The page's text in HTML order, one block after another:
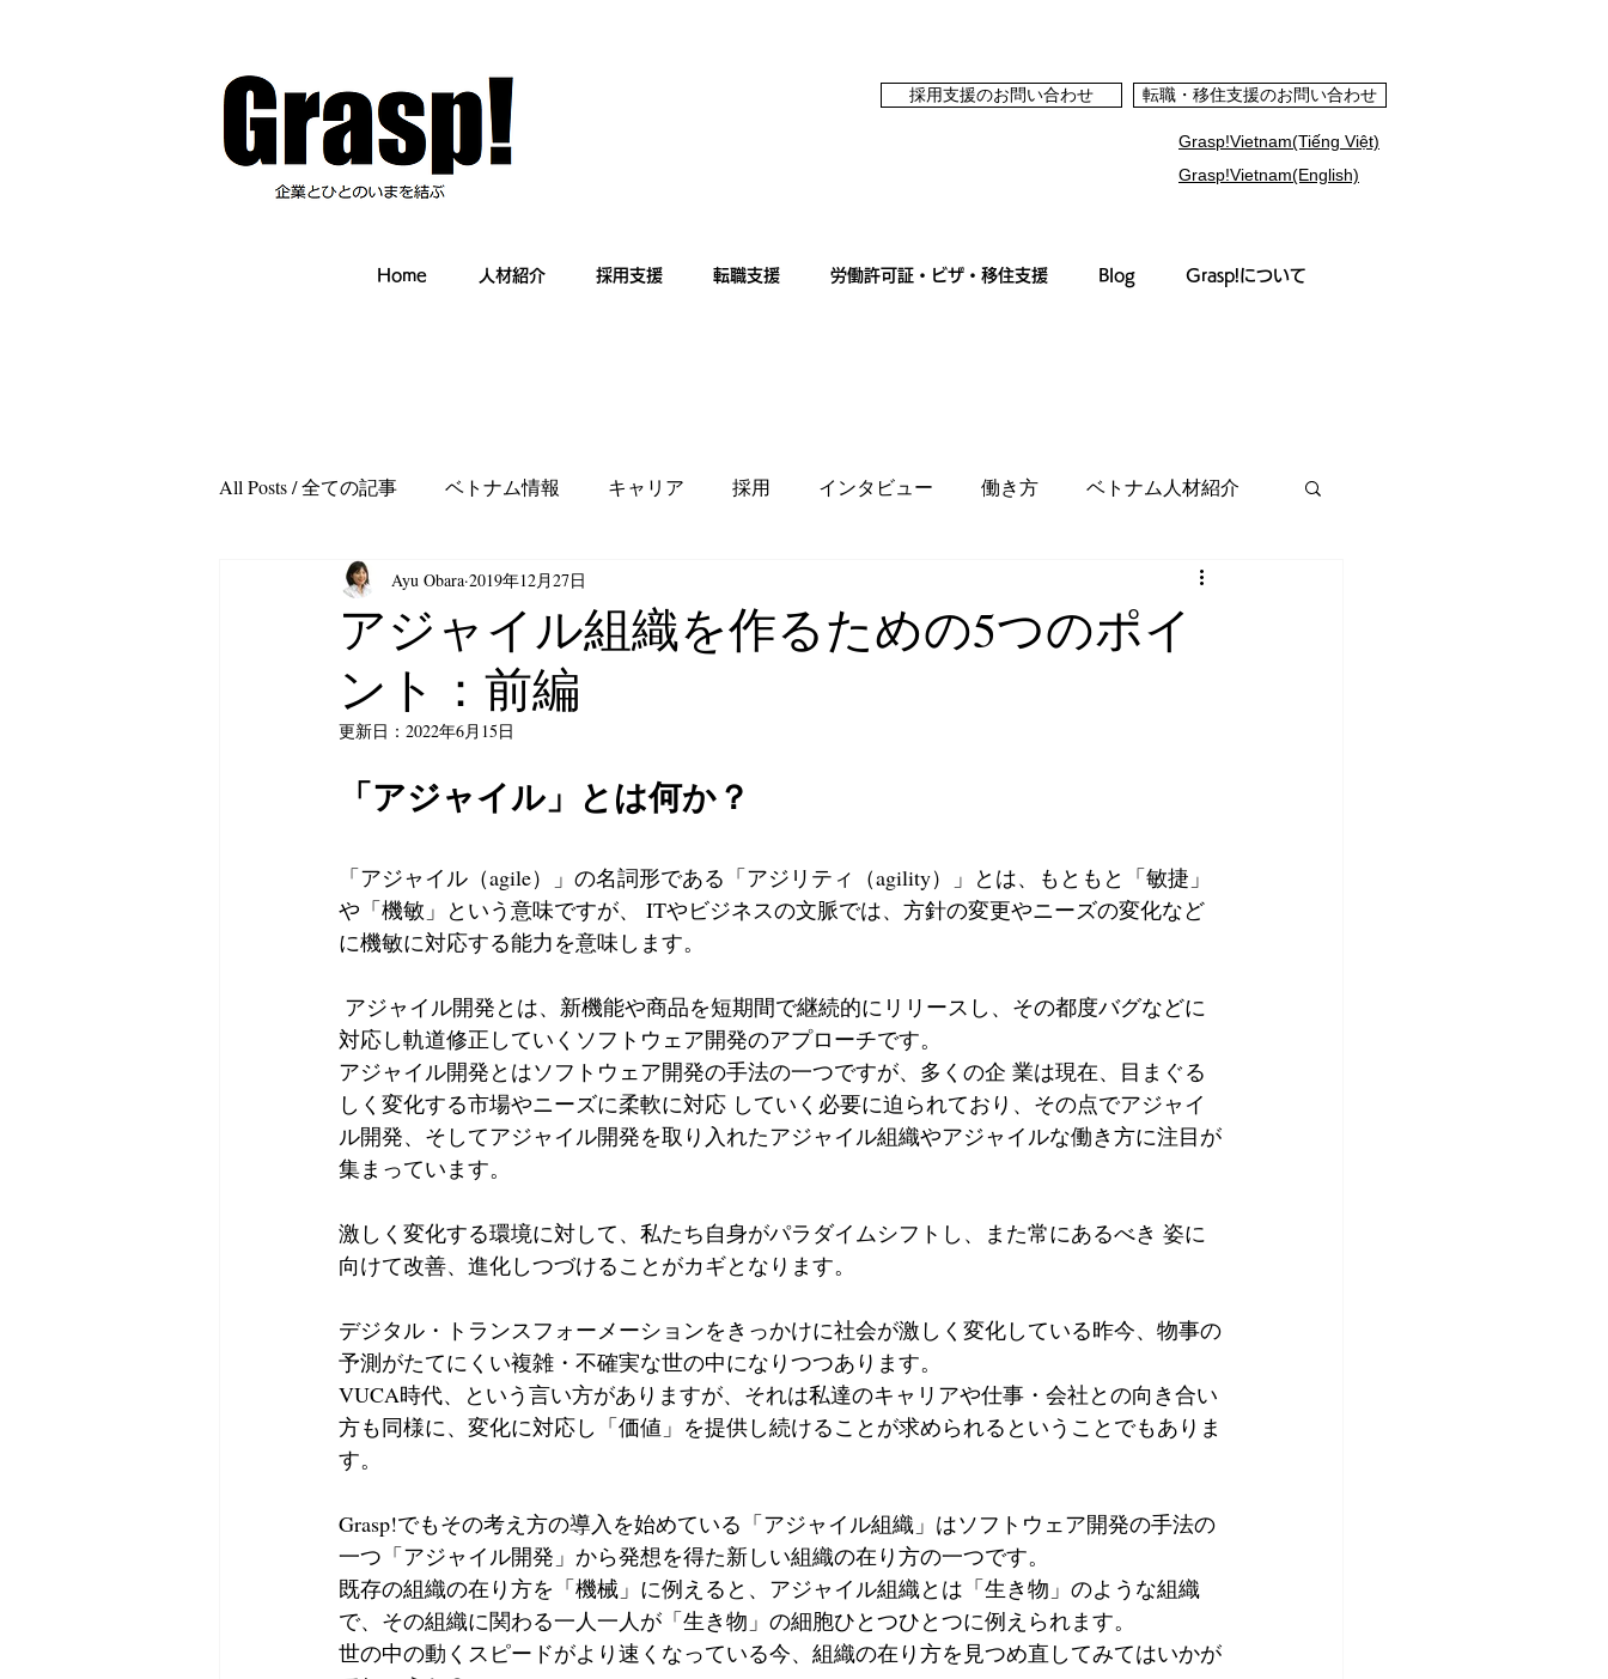
採用支援のお問い合わせ 転職・移住支援のお問い合わせ
Grasp!Vietnam(Tiếng Việt)
Grasp!Vietnam(English)
Home 人材紹介 採用支援 転職支援 労働許可証・ビザ・移住支援 Blog Grasp!について
All Posts / 全ての記事 ベトナム情報 キャリア 採用 インタビュー 働き方 ベトナム人材紹介
ベトナムビジネス ベトナム文化
アジャイル組織を作るための5つのポイ
ント：前編
Ayu Obara 2019年12月27日
更新日： 2022年6月15日
「アジャイル」とは何か？
「アジャイル（agile）」の名詞形である「アジリティ（agility）」とは、もともと「敏捷」
や「機敏」という意味ですが、 ITやビジネスの文脈では、方針の変更やニーズの変化など
に機敏に対応する能力を意味します。
対応し軌道修正していくソフトウェア開発のアプローチです。
アジャイル開発とはソフトウェア開発の手法の一つですが、多くの企 業は現在、目まぐる
しく変化する市場やニーズに柔軟に対応 していく必要に迫られており、その点でアジャイ
ル開発、そしてアジャイル開発を取り入れたアジャイル組織やアジャイルな働き方に注目が
集まっています。
激しく変化する環境に対して、私たち自身がパラダイムシフトし、また常にあるべき 姿に
向けて改善、進化しつづけることがカギとなります。
デジタル・トランスフォーメーションをきっかけに社会が激しく変化している昨今、物事の
予測がたてにくい複雑・不確実な世の中になりつつあります。
VUCA時代、という言い方がありますが、それは私達のキャリアや仕事・会社との向き合い
方も同様に、変化に対応し「価値」を提供し続けることが求められるということでもありま
す。
Grasp!でもその考え方の導入を始めている「アジャイル組織」はソフトウェア開発の手法の
一つ「アジャイル開発」から発想を得た新しい組織の在り方の一つです。
既存の組織の在り方を「機械」に例えると、アジャイル組織とは「生き物」のような組織
で、その組織に関わる一人一人が「生き物」の細胞ひとつひとつに例えられます。
世の中の動くスピードがより速くなっている今、組織の在り方を見つめ直してみてはいかが